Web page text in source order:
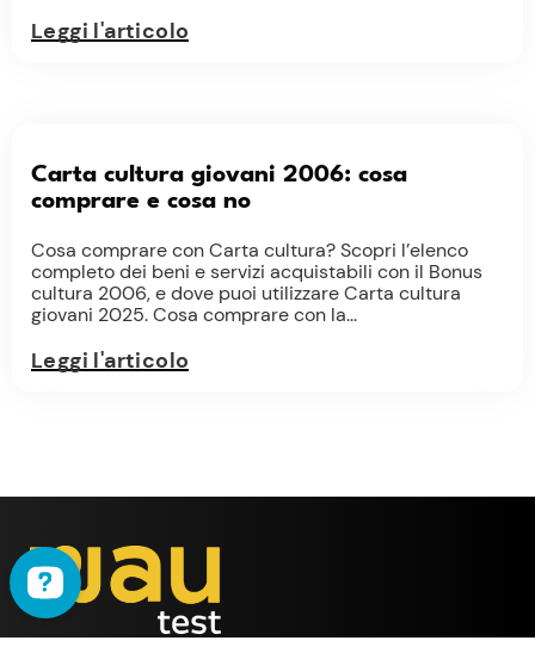
Leggi l'articolo
Carta cultura giovani 2006: cosa
comprare e cosa no
Cosa comprare con Carta cultura? Scopri l’elenco
completo dei beni e servizi acquistabili con il Bonus
cultura 2006, e dove puoi utilizzare Carta cultura
giovani 2025. Cosa comprare con la...
Leggi l'articolo